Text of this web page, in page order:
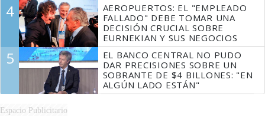
4
AEROPUERTOS: EL "EMPLEADO
FALLADO" DEBE TOMAR UNA
DECISIÓN CRUCIAL SOBRE
EURNEKIAN Y SUS NEGOCIOS
5
EL BANCO CENTRAL NO PUDO
DAR PRECISIONES SOBRE UN
SOBRANTE DE $4 BILLONES: "EN
ALGÚN LADO ESTÁN"
Espacio Publicitario